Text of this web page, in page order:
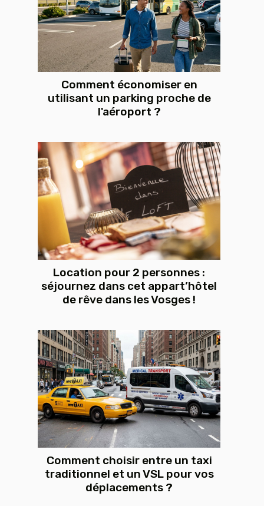
Comment économiser en
utilisant un parking proche de
l'aéroport ?
Location pour 2 personnes :
séjournez dans cet appart’hôtel
de rêve dans les Vosges !
Comment choisir entre un taxi
traditionnel et un VSL pour vos
déplacements ?